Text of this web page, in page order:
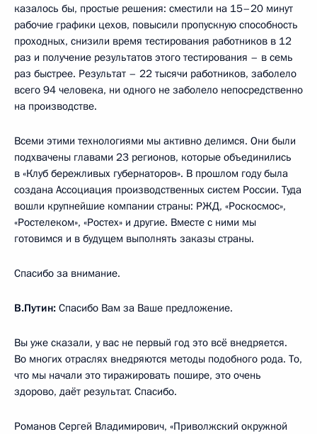
казалось бы, простые решения: сместили на 15–20 минут
рабочие графики цехов, повысили пропускную способность
проходных, снизили время тестирования работников в 12
раз и получение результатов этого тестирования – в семь
раз быстрее. Результат – 22 тысячи работников, заболело
всего 94 человека, ни одного не заболело непосредственно
на производстве.
Всеми этими технологиями мы активно делимся. Они были
подхвачены главами 23 регионов, которые объединились
в «Клуб бережливых губернаторов». В прошлом году была
создана Ассоциация производственных систем России. Туда
вошли крупнейшие компании страны: РЖД, «Роскосмос»,
«Ростелеком», «Ростех» и другие. Вместе с ними мы
готовимся и в будущем выполнять заказы страны.
Спасибо за внимание.
В.Путин: Спасибо Вам за Ваше предложение.
Вы уже сказали, у вас не первый год это всё внедряется.
Во многих отраслях внедряются методы подобного рода. То,
что мы начали это тиражировать пошире, это очень
здорово, даёт результат. Спасибо.
Романов Сергей Владимирович, «Приволжский окружной